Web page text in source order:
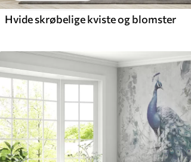
Hvide skrøbelige kviste og blomster